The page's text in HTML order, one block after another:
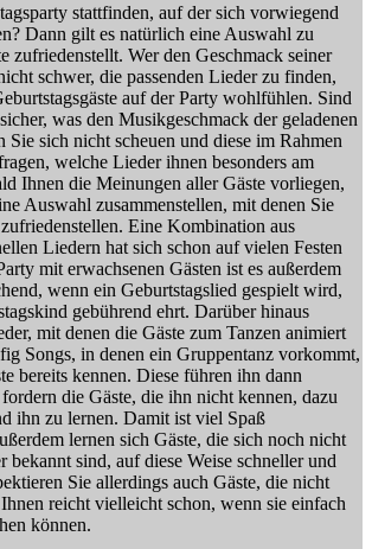
stattfinden, auf der sich vorwiegend
Dann gilt es natürlich eine Auswahl zu
zufriedenstellt. Wer den Geschmack seiner
schwer, die passenden Lieder zu finden,
auf der Party wohlfühlen. Sind
was den Musikgeschmack der geladenen
Sie sich nicht scheuen und diese im Rahmen
welche Lieder ihnen besonders am
Ihnen die Meinungen aller Gäste vorliegen,
Auswahl zusammenstellen, mit denen Sie
Eine Kombination aus
Liedern hat sich schon auf vielen Festen
mit erwachsenen Gästen ist es außerdem
wenn ein Geburtstagslied gespielt wird,
gebührend ehrt. Darüber hinaus
mit denen die Gäste zum Tanzen animiert
Songs, in denen ein Gruppentanz vorkommt,
bereits kennen. Diese führen ihn dann
die Gäste, die ihn nicht kennen, dazu
ihn zu lernen. Damit ist viel Spaß
lernen sich Gäste, die sich noch nicht
bekannt sind, auf diese Weise schneller und
Sie allerdings auch Gäste, die nicht
reicht vielleicht schon, wenn sie einfach
können.